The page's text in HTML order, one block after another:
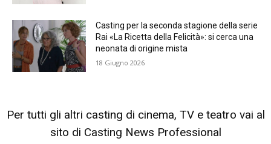
Casting per la seconda stagione della serie
Rai «La Ricetta della Felicità»: si cerca una
neonata di origine mista
18 Giugno 2026
Per tutti gli altri casting di cinema, TV e teatro vai al
sito di Casting News Professional